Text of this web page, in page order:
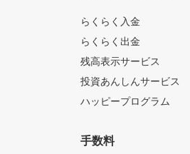
らくらく入金
らくらく出金
残高表示サービス
投資あんしんサービス
ハッピープログラム
手数料